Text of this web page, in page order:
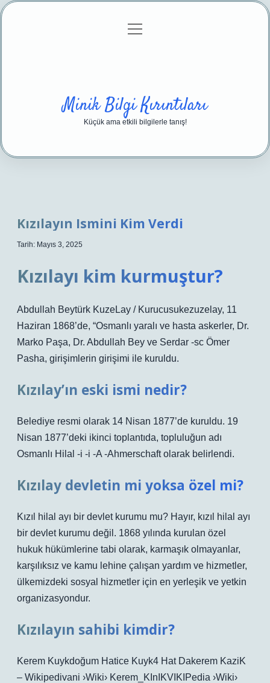
Gizlilik Politikası
menüyü
Minik Bilgi Kırıntıları
Küçük ama etkili bilgilerle tanış!
Kızılayın Ismini Kim Verdi
Tarih: Mayıs 3, 2025
Kızılayı kim kurmuştur?
Abdullah Beytürk KuzeLay / Kurucusukezuzelay, 11
Haziran 1868’de, “Osmanlı yaralı ve hasta askerler, Dr.
Marko Paşa, Dr. Abdullah Bey ve Serdar -sc Ömer
Pasha, girişimlerin girişimi ile kuruldu.
Kızılay’ın eski ismi nedir?
Belediye resmi olarak 14 Nisan 1877’de kuruldu. 19
Nisan 1877’deki ikinci toplantıda, topluluğun adı
Osmanlı Hilal -i -i -A -Ahmerschaft olarak belirlendi.
Kızılay devletin mi yoksa özel mi?
Kızıl hilal ayı bir devlet kurumu mu? Hayır, kızıl hilal ayı
bir devlet kurumu değil. 1868 yılında kurulan özel
hukuk hükümlerine tabi olarak, karmaşık olmayanlar,
karşılıksız ve kamu lehine çalışan yardım ve hizmetler,
ülkemizdeki sosyal hizmetler için en yerleşik ve yetkin
organizasyondur.
Kızılayın sahibi kimdir?
Kerem Kuykdoğum Hatice Kuyk4 Hat Dakerem KaziK
– Wikipedivani ›Wiki› Kerem_KInIKVIKIPedia ›Wiki›